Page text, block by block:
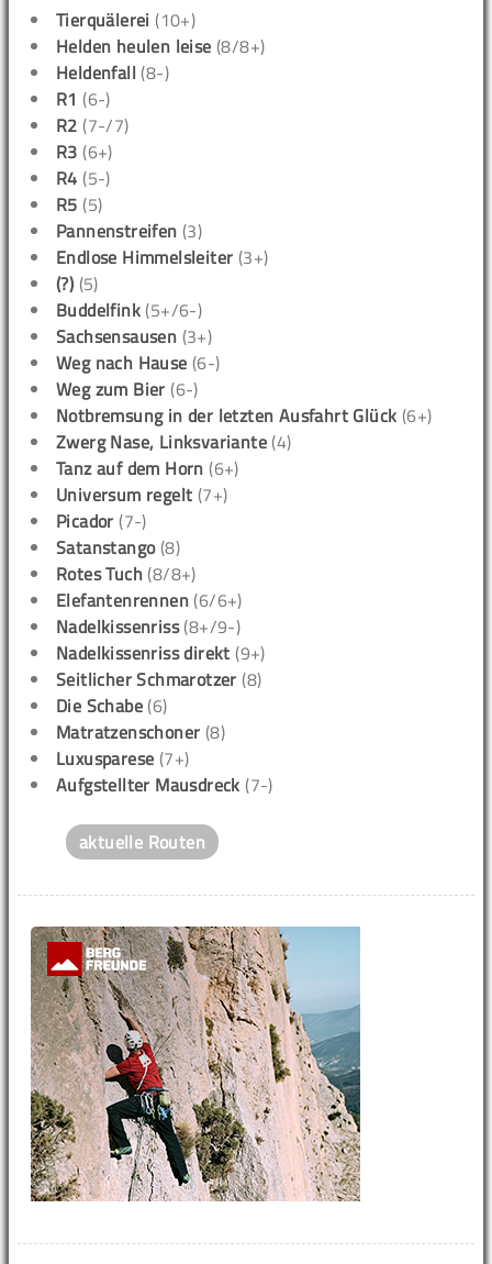
Tierquälerei (10+)
Helden heulen leise (8/8+)
Heldenfall (8-)
R1 (6-)
R2 (7-/7)
R3 (6+)
R4 (5-)
R5 (5)
Pannenstreifen (3)
Endlose Himmelsleiter (3+)
(?) (5)
Buddelfink (5+/6-)
Sachsensausen (3+)
Weg nach Hause (6-)
Weg zum Bier (6-)
Notbremsung in der letzten Ausfahrt Glück (6+)
Zwerg Nase, Linksvariante (4)
Tanz auf dem Horn (6+)
Universum regelt (7+)
Picador (7-)
Satanstango(8)
Rotes Tuch (8/8+)
Elefantenrennen (6/6+)
Nadelkissenriss(8+/9-)
Nadelkissenriss direkt (9+)
Seitlicher Schmarotzer (8)
Die Schabe (6)
Matratzenschoner (8)
Luxusparese (7+)
Aufgstellter Mausdreck (7-)
aktuelle Routen